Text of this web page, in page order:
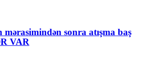
sonra atışma baş
VAR